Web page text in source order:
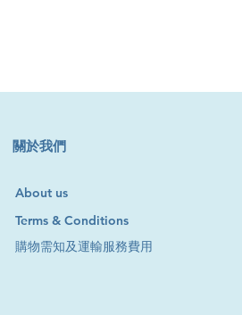
​關於我們
About us
Terms & Conditions
購物需知及運輸服務費用